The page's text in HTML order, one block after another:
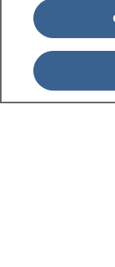
1177 på flera
Om 1177
Kontakt